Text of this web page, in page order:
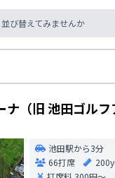
並び替えてみませんか
（旧 池田ゴルフ
池田駅から3分
66打席